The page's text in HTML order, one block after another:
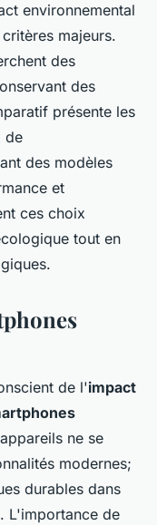
environnemental
majeurs.
des
des
présente les
de
des modèles
et
ces choix
tout en
de l'impact
ne se
modernes;
durables dans
L'importance de